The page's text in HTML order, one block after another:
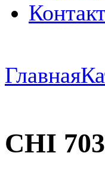
Главная
CHI 703